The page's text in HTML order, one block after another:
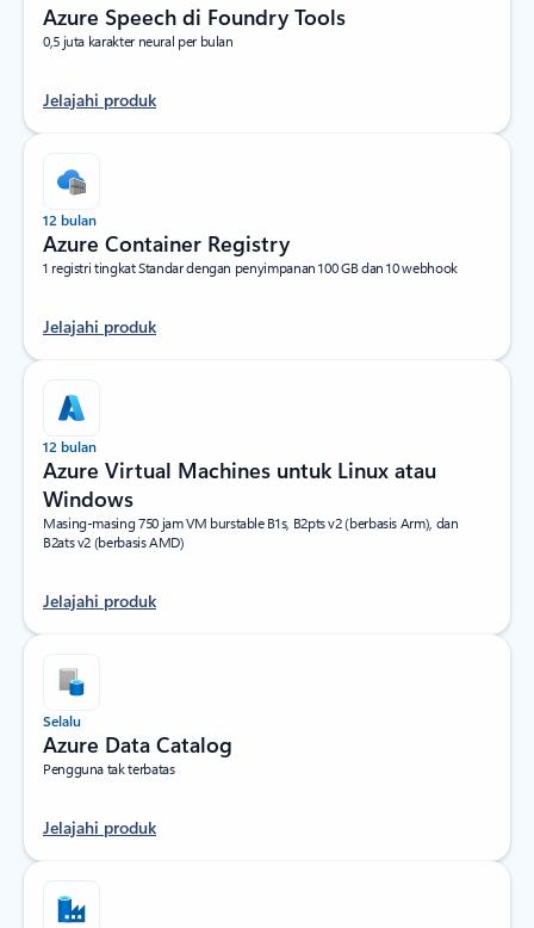
Azure Speech di Foundry Tools
0,5 juta karakter neural per bulan
Jelajahi produk
12 bulan
Azure Container Registry
1 registri tingkat Standar dengan penyimpanan 100 GB dan 10 webhook
Jelajahi produk
12 bulan
Azure Virtual Machines untuk Linux atau
Windows
Masing-masing 750 jam VM burstable B1s, B2pts v2 (berbasis Arm), dan
B2ats v2 (berbasis AMD)
Jelajahi produk
Selalu
Azure Data Catalog
Pengguna tak terbatas
Jelajahi produk